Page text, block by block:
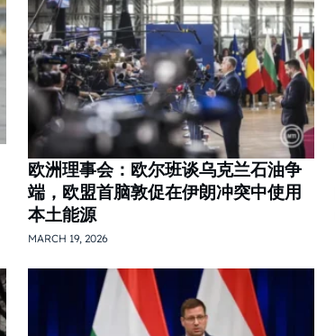
欧洲理事会：欧尔班谈乌克兰石油争
端，欧盟首脑敦促在伊朗冲突中使用
本土能源
MARCH 19, 2026